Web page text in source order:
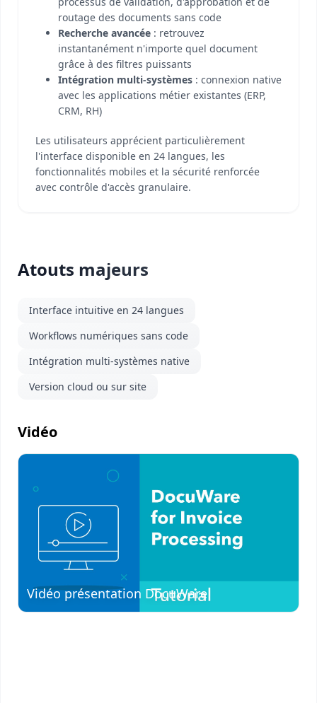
routage des documents sans code
Recherche avancée : retrouvez
instantanément n'importe quel document
grâce à des filtres puissants
Intégration multi-systèmes : connexion native
avec les applications métier existantes (ERP,
CRM, RH)
Les utilisateurs apprécient particulièrement
l'interface disponible en 24 langues, les
fonctionnalités mobiles et la sécurité renforcée
avec contrôle d'accès granulaire.
Atouts majeurs
Interface intuitive en 24 langues
Workflows numériques sans code
Intégration multi-systèmes native
Version cloud ou sur site
Vidéo
Visionner
Vidéo présentation DocuWare